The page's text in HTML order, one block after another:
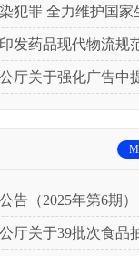
高人民法院、最高人民检察院关于办理环境污染刑事案件适用法律若干问题的解释〉
代物流规范化建设指导意见的通
广告中提示性用语监管工作的通
告（2025年第6期）
批次食品抽检不合格情况的通